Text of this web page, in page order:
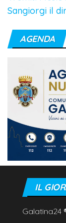
Sangiorgi il
AGENDA
IL
Galatina24